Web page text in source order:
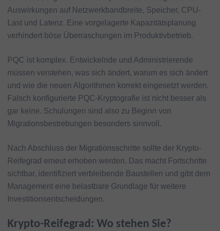
Auswirkungen auf Netzwerkbandbreite, Speicher, CPU-
Last und Latenz. Eine vorgelagerte Kapazitätsplanung
verhindert böse Überraschungen im Produktivbetrieb.
PQC ist komplex. Entwickelnde und Administrierende
müssen verstehen, was sich ändert, warum es sich ändert
und wie die neuen Algorithmen korrekt eingesetzt werden.
Falsch konfigurierte PQC-Kryptografie ist nicht besser als
gar keine. Schulungen sind also zu Beginn von
Migrationsbestrebungen besonders sinnvoll.
Nach Abschluss der Migrationsschritte sollte der Krypto-
Reifegrad erneut erhoben werden. Das macht Fortschritte
sichtbar, identifiziert verbleibende Baustellen und gibt dem
Management eine belastbare Grundlage für weitere
Investitionsentscheidungen.
Krypto-Reifegrad: Wo stehen Sie?